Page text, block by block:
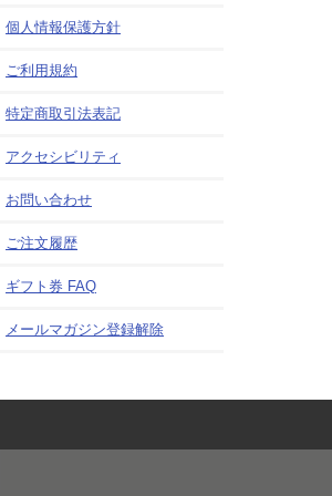
個人情報保護方針
ご利用規約
特定商取引法表記
アクセシビリティ
お問い合わせ
ご注文履歴
ギフト券 FAQ
メールマガジン登録解除